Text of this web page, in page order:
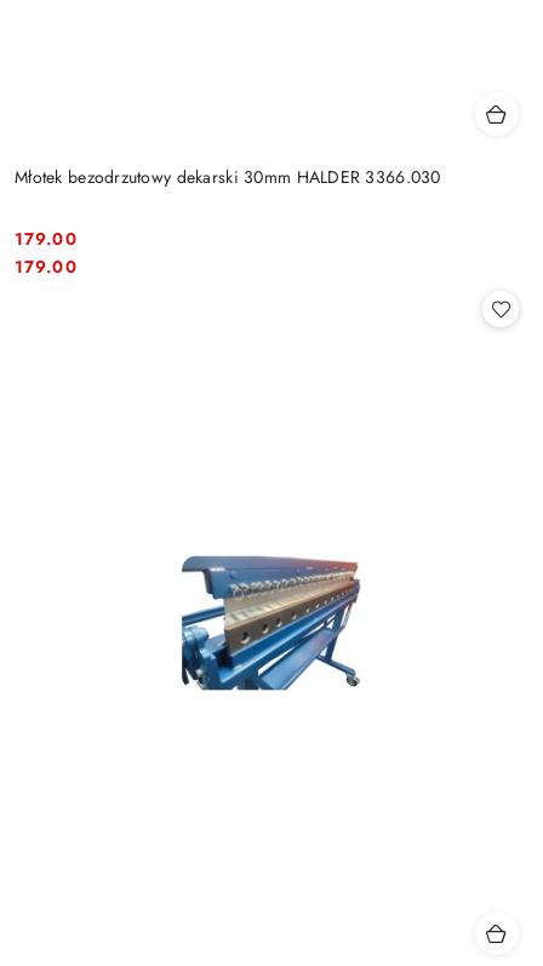
Młotek bezodrzutowy dekarski 30mm HALDER 3366.030
Cena:
179.00
Cena:
179.00